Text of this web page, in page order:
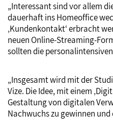
„Interessant sind vor allem
dauerhaft ins Homeoffice
‚Kundenkontakt‘ erbracht
neuen Online-Streaming-
sollten die
„Insgesamt wird mit der
Vize. Die Idee, mit einem
Gestaltung von digitalen
Nachwuchs zu gewinnen